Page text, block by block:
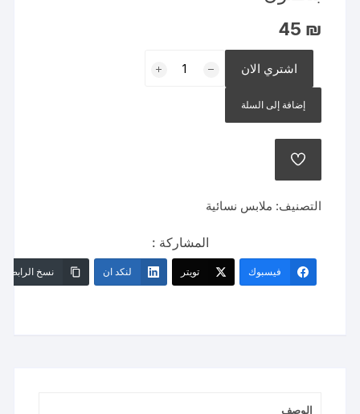
45 ₪
اشتري الان
إضافة إلى السلة
إضافة
الرغباتالتصنيف: ملابس نسائية
المشاركة :
فيسبوك تويتر لنكد ان نسخ الرابط
الوصف